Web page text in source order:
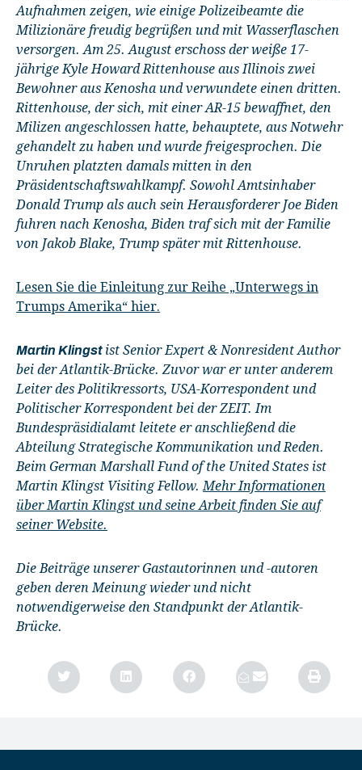
Aufnahmen zeigen, wie einige Polizeibeamte die
Milizionäre freudig begrüßen und mit Wasserflaschen
versorgen. Am 25. August erschoss der weiße 17-
jährige Kyle Howard Rittenhouse aus Illinois zwei
Bewohner aus Kenosha und verwundete einen dritten.
Rittenhouse, der sich, mit einer AR-15 bewaffnet, den
Milizen angeschlossen hatte, behauptete, aus Notwehr
gehandelt zu haben und wurde freigesprochen. Die
Unruhen platzten damals mitten in den
Präsidentschaftswahlkampf. Sowohl Amtsinhaber
Donald Trump als auch sein Herausforderer Joe Biden
fuhren nach Kenosha, Biden traf sich mit der Familie
von Jakob Blake, Trump später mit Rittenhouse.
Lesen Sie die Einleitung zur Reihe „Unterwegs in
Trumps Amerika“ hier.
Martin Klingstist Senior Expert & Nonresident Author
bei der Atlantik-Brücke. Zuvor war er unter anderem
Leiter des Politikressorts, USA-Korrespondent und
Politischer Korrespondent bei der ZEIT. Im
Bundespräsidialamt leitete er anschließend die
Abteilung Strategische Kommunikation und Reden.
Beim German Marshall Fund of the United States ist
Martin Klingst Visiting Fellow. Mehr Informationen
über Martin Klingst und seine Arbeit finden Sie auf
seiner Website.
Die Beiträge unserer Gastautorinnen und -autoren
geben deren Meinung wieder und nicht
notwendigerweise den Standpunkt der Atlantik-
Brücke.